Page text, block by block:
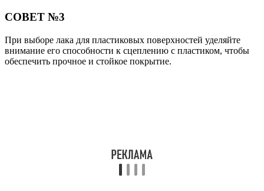
СОВЕТ №3
При выборе лака для пластиковых поверхностей уделяйте
внимание его способности к сцеплению с пластиком, чтобы
обеспечить прочное и стойкое покрытие.